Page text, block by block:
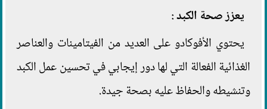
يعزز صحة الكبد :
يحتوي الأفوكادو على العديد من الفيتامينات والعناصر
الغذائية الفعالة التي لها دور إيجابي في تحسين عمل الكبد
وتنشيطه والحفاظ عليه بصحة جيدة.